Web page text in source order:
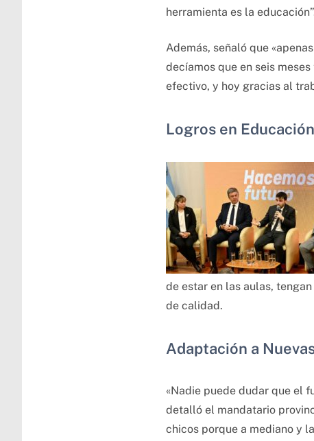
herramienta es la
Además, señaló que
decíamos que en seis
efectivo, y hoy gracias al
Logros en
de estar en las aulas,
de calidad.
Adaptación a
«Nadie puede dudar que el
detalló el mandatario
chicos porque a mediano y